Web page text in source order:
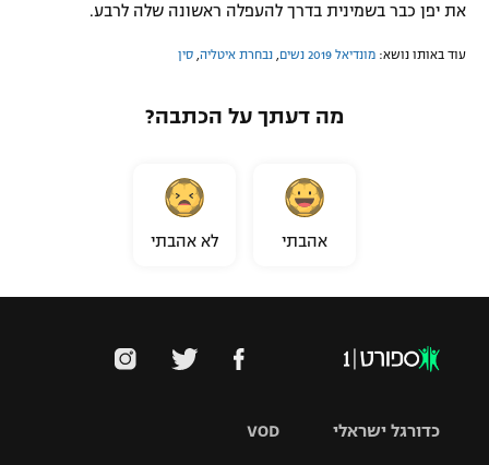
את יפן כבר בשמינית בדרך להעפלה ראשונה שלה לרבע.
עוד באותו נושא: מונדיאל 2019 נשים , נבחרת איטליה, סין
מה דעתך על הכתבה?
אהבתי לא אהבתי
VOD כדורגל ישראלי